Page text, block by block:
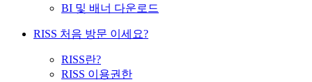
BI 및 배너 다운로드
RISS 처음 방문 이세요?
RISS란?
RISS 이용권한